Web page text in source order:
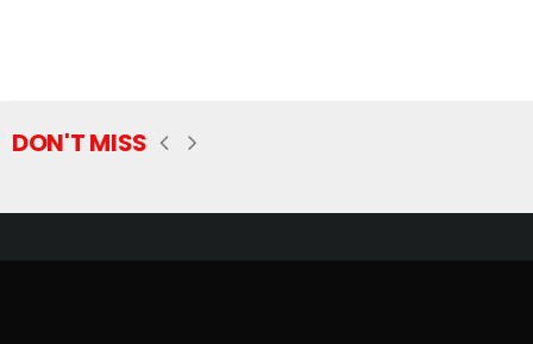
DON'T MISS